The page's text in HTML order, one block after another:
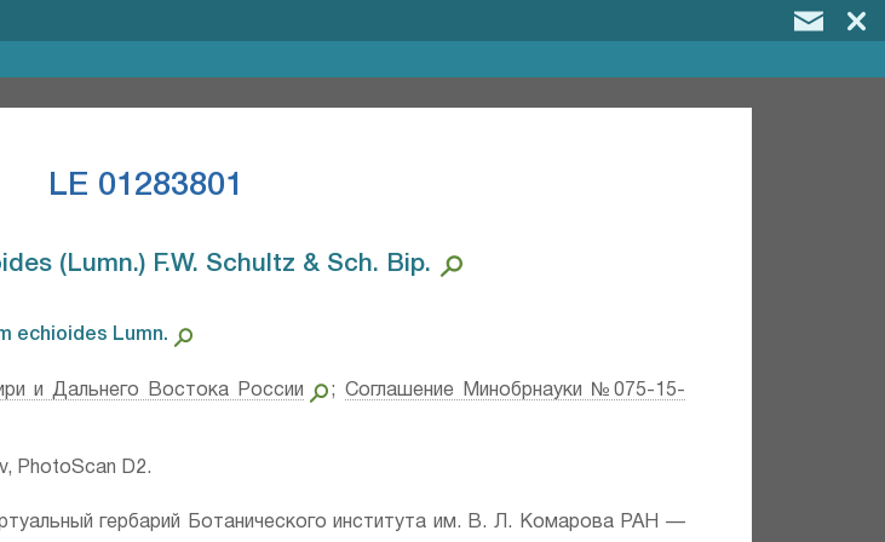
LE 01283801
(Lumn.) F.W. Schultz & Sch. Bip.⁣
echioides Lumn.⁣
и Дальнего Востока России ; Соглашение Минобрнауки №075-15-
PhotoScan D2.
гербарий Ботанического института им. В. Л. Комарова РАН —